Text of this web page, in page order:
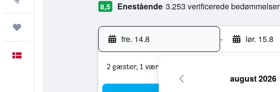
8,5 Enestående 3.253 verificerede bedømmelser
fre. 14.8 - lør. 15.8
2 gæster, 1 værelse
august 2026